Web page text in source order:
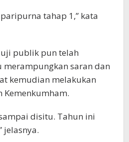
tahap 1,” kata
publik pun telah
merampungkan saran dan
kemudian melakukan
Kemenkumham.
disitu. Tahun ini
jelasnya.